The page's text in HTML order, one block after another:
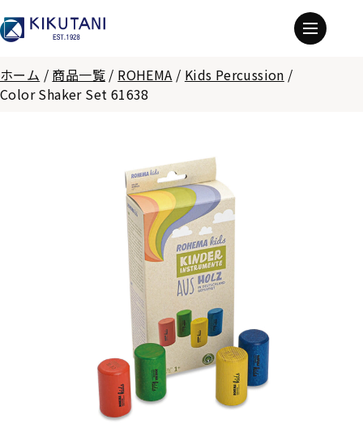
ホーム / 商品一覧 / ROHEMA / Kids Percussion /
Color Shaker Set 61638